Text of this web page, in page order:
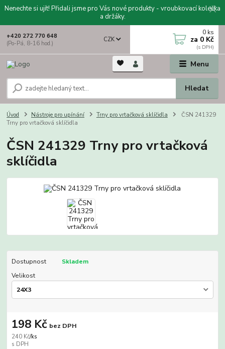
Nenechte si ujít! Přidali jsme pro Vás nové produkty - vroubkovací kolečka
a držáky.
Menu
CZK
Hledat
+420 272 770 648
(Po-Pá, 8-16 hod.)
0 ks
za 0 Kč
Úvod Nástroje pro upínání Trny pro vrtačková sklíčidla
ČSN 241329
Trny pro vrtačková sklíčidla
ČSN 241329 Trny pro vrtačková
sklíčidla
Dostupnost
Skladem
Velikost
240 Kč/ks
198 Kč bez DPH